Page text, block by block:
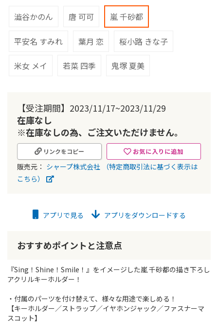
澁谷かのん 唐 可可 嵐 千砂都
平安名 すみれ 葉月 恋 桜小路 きな子
米女 メイ 若菜 四季 鬼塚 夏美
【受注期間】2023/11/17~2023/11/29
在庫なし
※在庫なしの為、ご注文いただけません。
お気に入りに追加
リンクをコピー
販売元： シャープ株式会社
（特定商取引法に基づく表示は
こちら）
動
す
アプリで見る アプリをダウンロードする
おすすめポイントと注意点
『Sing！Shine！Smile！』をイメージした嵐 千砂都の描き下ろし
アクリルキーホルダー！
・付属のパーツを付け替えて、様々な用途で楽しめる！
【キーホルダー／ストラップ／イヤホンジャック／ファスナーマ
スコット】